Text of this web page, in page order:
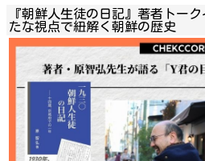
『朝鮮人生徒の日記』著者トー
たな視点で紐解く朝鮮の歴史